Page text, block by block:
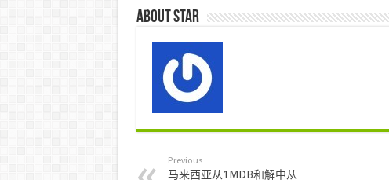
About star
Previous
马来西亚从1MDB和解中从